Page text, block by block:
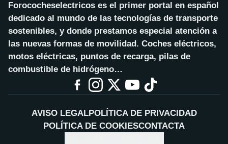
Forococheselectricos es el primer portal en español
dedicado al mundo de las tecnologías de transporte
sostenibles, y donde prestamos especial atención a
las nuevas formas de movilidad. Coches eléctricos,
motos eléctricas, puntos de recarga, pilas de
combustible de hidrógeno…
AVISO LEGALPOLÍTICA DE PRIVACIDAD
POLÍTICA DE COOKIESCONTACTA